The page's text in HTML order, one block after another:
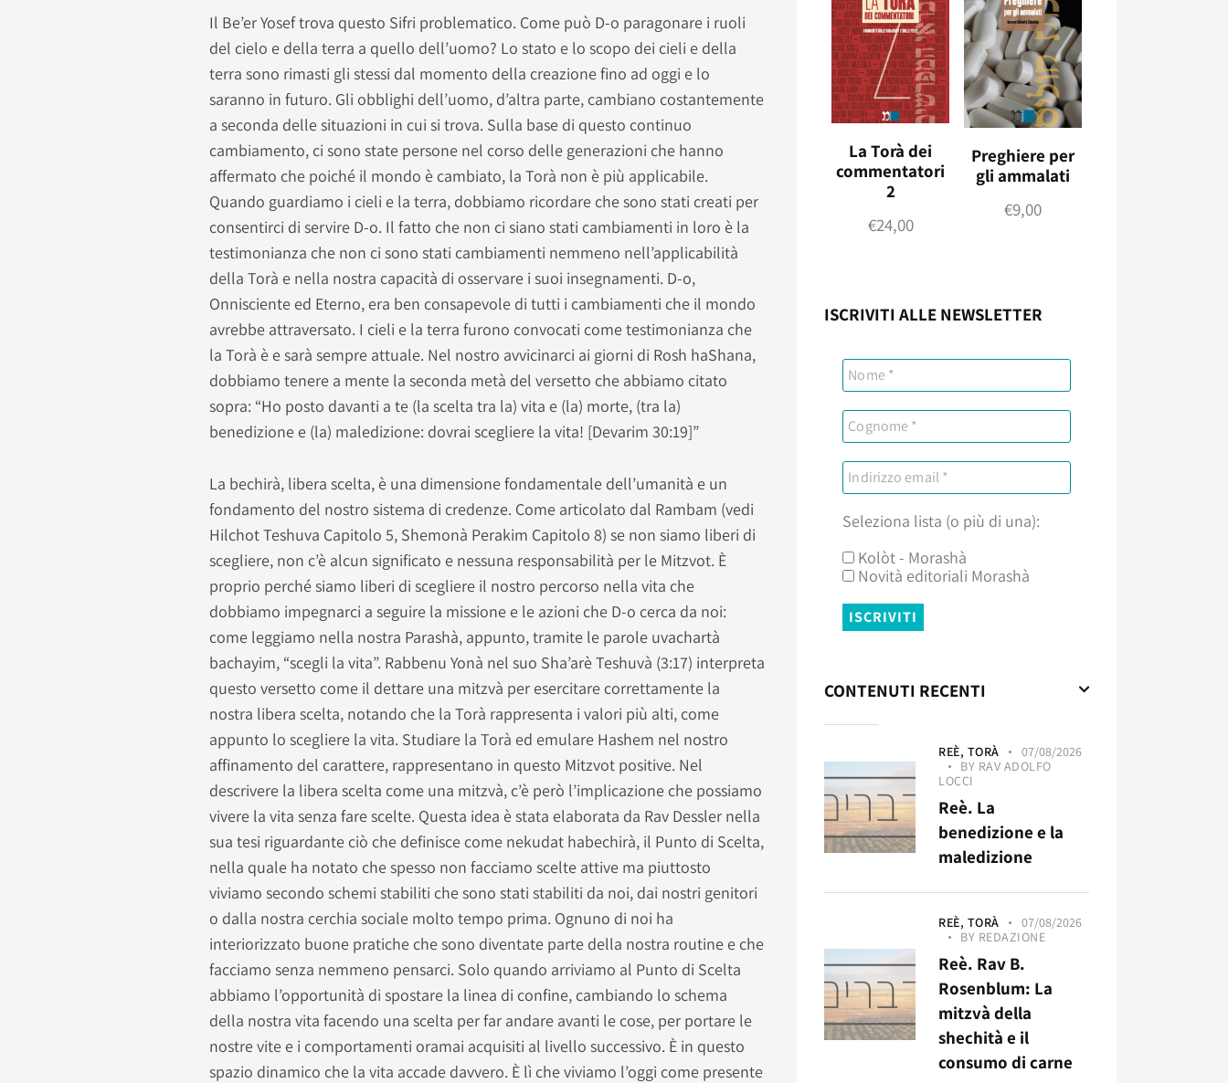
Il Be’er Yosef trova questo Sifri problematico. Come può D-o paragonare i ruoli
del cielo e della terra a quello dell’uomo? Lo stato e lo scopo dei cieli e della
terra sono rimasti gli stessi dal momento della creazione fino ad oggi e lo
saranno in futuro. Gli obblighi dell’uomo, d’altra parte, cambiano costantemente
a seconda delle situazioni in cui si trova. Sulla base di questo continuo
cambiamento, ci sono state persone nel corso delle generazioni che hanno
affermato che poiché il mondo è cambiato, la Torà non è più applicabile.
Quando guardiamo i cieli e la terra, dobbiamo ricordare che sono stati creati per
consentirci di servire D-o. Il fatto che non ci siano stati cambiamenti in loro è la
testimonianza che non ci sono stati cambiamenti nemmeno nell’applicabilità
della Torà e nella nostra capacità di osservare i suoi insegnamenti. D-o,
Onnisciente ed Eterno, era ben consapevole di tutti i cambiamenti che il mondo
avrebbe attraversato. I cieli e la terra furono convocati come testimonianza che
la Torà è e sarà sempre attuale. Nel nostro avvicinarci ai giorni di Rosh haShana,
dobbiamo tenere a mente la seconda metà del versetto che abbiamo citato
sopra: “Ho posto davanti a te (la scelta tra la) vita e (la) morte, (tra la)
benedizione e (la) maledizione: dovrai scegliere la vita! [Devarim 30:19]”
La bechirà, libera scelta, è una dimensione fondamentale dell’umanità e un
fondamento del nostro sistema di credenze. Come articolato dal Rambam (vedi
Hilchot Teshuva Capitolo 5, Shemonà Perakim Capitolo 8) se non siamo liberi di
scegliere, non c’è alcun significato e nessuna responsabilità per le Mitzvot. È
proprio perché siamo liberi di scegliere il nostro percorso nella vita che
dobbiamo impegnarci a seguire la missione e le azioni che D-o cerca da noi:
come leggiamo nella nostra Parashà, appunto, tramite le parole uvachartà
bachayim, “scegli la vita”. Rabbenu Yonà nel suo Sha’arè Teshuvà (3:17) interpreta
questo versetto come il dettare una mitzvà per esercitare correttamente la
nostra libera scelta, notando che la Torà rappresenta i valori più alti, come
appunto lo scegliere la vita. Studiare la Torà ed emulare Hashem nel nostro
affinamento del carattere, rappresentano in questo Mitzvot positive. Nel
descrivere la libera scelta come una mitzvà, c’è però l’implicazione che possiamo
vivere la vita senza fare scelte. Questa idea è stata elaborata da Rav Dessler nella
sua tesi riguardante ciò che definisce come nekudat habechirà, il Punto di Scelta,
nella quale ha notato che spesso non facciamo scelte attive ma piuttosto
viviamo secondo schemi stabiliti che sono stati stabiliti da noi, dai nostri genitori
o dalla nostra cerchia sociale molto tempo prima. Ognuno di noi ha
interiorizzato buone pratiche che sono diventate parte della nostra routine e che
facciamo senza nemmeno pensarci. Solo quando arriviamo al Punto di Scelta
abbiamo l’opportunità di spostare la linea di confine, cambiando lo schema
della nostra vita facendo una scelta per far andare avanti le cose, per portare le
nostre vite e i comportamenti oramai acquisiti al livello successivo. È in questo
spazio dinamico che la vita accade davvero. È lì che viviamo l’oggi come presente
La Torà dei
commentatori
2
€24,00
Preghiere per
gli ammalati
€9,00
ISCRIVITI ALLE NEWSLETTER
Seleziona lista (o più di una):
Kolòt - Morashà
Novità editoriali Morashà
CONTENUTI RECENTI
REÈ, TORÀ
07/08/2026
BY RAV ADOLFO
LOCCI
Reè. La
benedizione e la
maledizione
REÈ, TORÀ
07/08/2026
BY REDAZIONE
Reè. Rav B.
Rosenblum: La
mitzvà della
shechità e il
consumo di carne